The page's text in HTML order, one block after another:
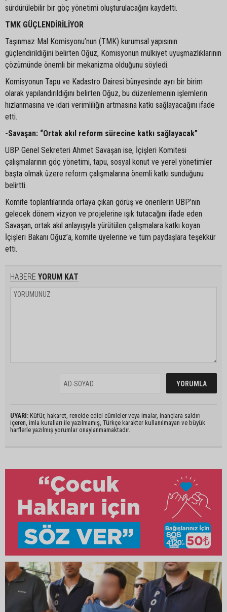
sürdürülebilir bir göç yönetimi oluşturulacağını kaydetti.
TMK GÜÇLENDİRİLİYOR
Taşınmaz Mal Komisyonu’nun (TMK) kurumsal yapısının
güçlendirildiğini belirten Oğuz, Komisyonun mülkiyet uyuşmazlıklarının
çözümünde önemli bir mekanizma olduğunu söyledi.
Komisyonun Tapu ve Kadastro Dairesi bünyesinde ayrı bir birim
olarak yapılandırıldığını belirten Oğuz, bu düzenlemenin işlemlerin
hızlanmasına ve idari verimliliğin artmasına katkı sağlayacağını ifade
etti.
-Savaşan: “Ortak akıl reform sürecine katkı sağlayacak”
UBP Genel Sekreteri Ahmet Savaşan ise, İçişleri Komitesi
çalışmalarının göç yönetimi, tapu, sosyal konut ve yerel yönetimler
başta olmak üzere reform çalışmalarına önemli katkı sunduğunu
belirtti.
Komite toplantılarında ortaya çıkan görüş ve önerilerin UBP’nin
gelecek dönem vizyon ve projelerine ışık tutacağını ifade eden
Savaşan, ortak akıl anlayışıyla yürütülen çalışmalara katkı koyan
İçişleri Bakanı Oğuz’a, komite üyelerine ve tüm paydaşlara teşekkür
etti.
HABERE YORUM KAT
UYARI: Küfür, hakaret, rencide edici cümleler veya imalar, inançlara saldırı
içeren, imla kuralları ile yazılmamış, Türkçe karakter kullanılmayan ve büyük
harflerle yazılmış yorumlar onaylanmamaktadır.